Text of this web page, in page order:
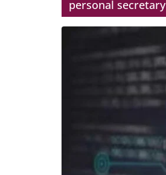
personal secretary